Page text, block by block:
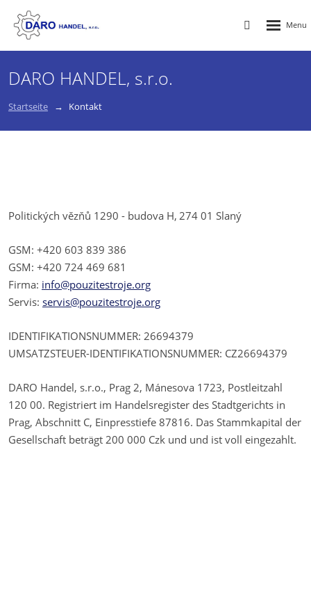
Vyhledávání
DARO HANDEL, s.r.o.
Startseite Kontakt
Politických vězňů 1290 - budova H, 274 01 Slaný
GSM: +420 603 839 386
GSM: +420 724 469 681
Firma: info@pouzitestroje.org
Servis: servis@pouzitestroje.org
IDENTIFIKATIONSNUMMER: 26694379
UMSATZSTEUER-IDENTIFIKATIONSNUMMER: CZ26694379
DARO Handel, s.r.o., Prag 2, Mánesova 1723, Postleitzahl
120 00. Registriert im Handelsregister des Stadtgerichts in
Prag, Abschnitt C, Einpresstiefe 87816. Das Stammkapital der
Gesellschaft beträgt 200 000 Czk und und ist voll eingezahlt.